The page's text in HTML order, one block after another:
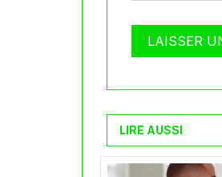
LIRE AUSSI